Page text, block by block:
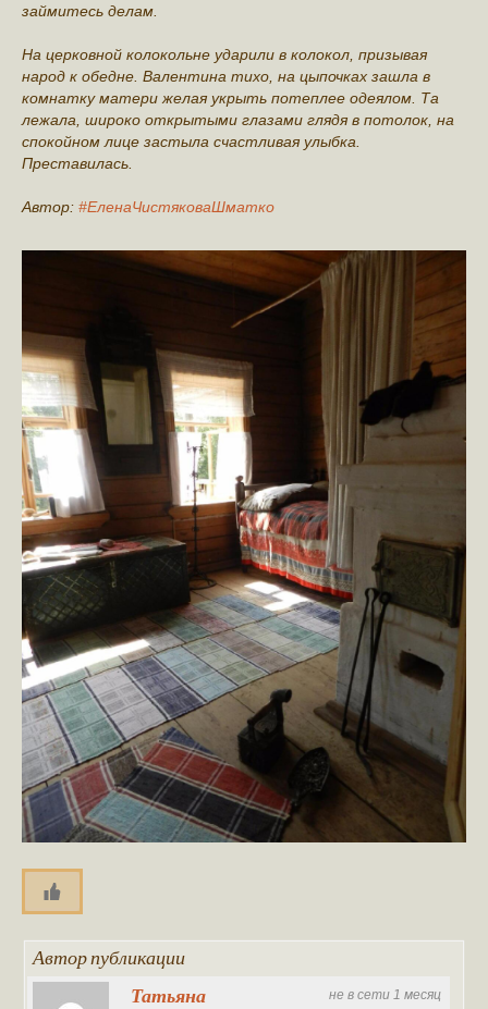
займитесь делам.
На церковной колокольне ударили в колокол, призывая
народ к обедне. Валентина тихо, на цыпочках зашла в
комнатку матери желая укрыть потеплее одеялом. Та
лежала, широко открытыми глазами глядя в потолок, на
спокойном лице застыла счастливая улыбка.
Преставилась.
Автор: #ЕленаЧистяковаШматко
Автор публикации
не в сети 1 месяц
Татьяна